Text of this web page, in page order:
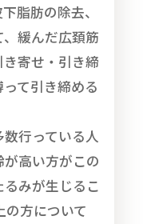
脂肪の除去、
緩んだ広頚筋
寄せ・引き締
て引き締める
行っている人
高い方がこの
みが生じるこ
の方について